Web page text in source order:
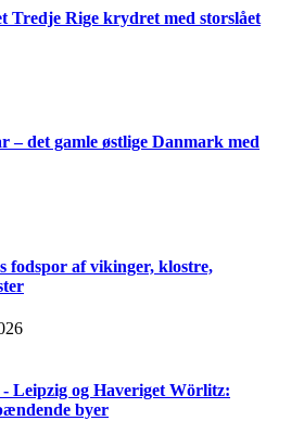
Rige krydret med storslået
– det gamle østlige Danmark med
fodspor af vikinger, klostre,
Leipzig og Haveriget Wörlitz:
byer